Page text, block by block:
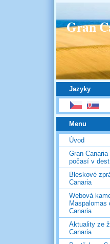
Gran
Jazyky
Menu
Úvod
Gran
počasí v
Bleskové
Canaria
Webová
Maspalomas
Canaria
Aktuality ze
Canaria